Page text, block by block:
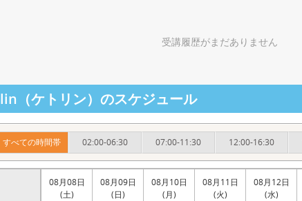
受講履歴がまだありません
（ケトリン）のスケジュール
すべての時間帯 02:00-06:30 07:00-11:30 12:00-16:30
08月08日
(土)
08月09日
(日)
08月10日
(月)
08月11日
(火)
08月12日
(水)